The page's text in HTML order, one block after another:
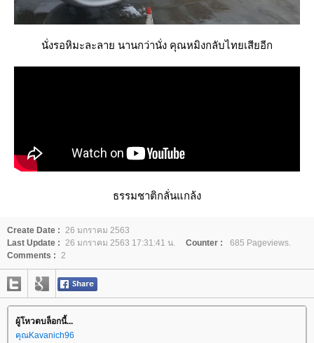
นั่งรอหิมะละลาย นานกว่านั่ง คุณหมิงกลับไทยเสียอีก
ธรรมชาติกลั่นแกล้ง
Create Date : 26 มกราคม 2563
Last Update : 26 มกราคม 2563 17:31:41 น. Counter :
685 Pageviews.
Comments : 2
ผู้โหวตบล็อกนี้...
คุณKavanich96